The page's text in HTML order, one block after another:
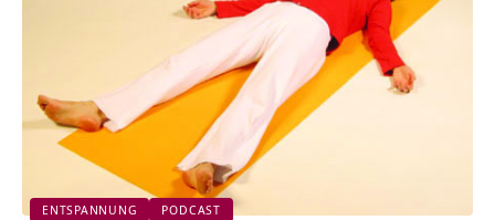
ENTSPANNUNG PODCAST